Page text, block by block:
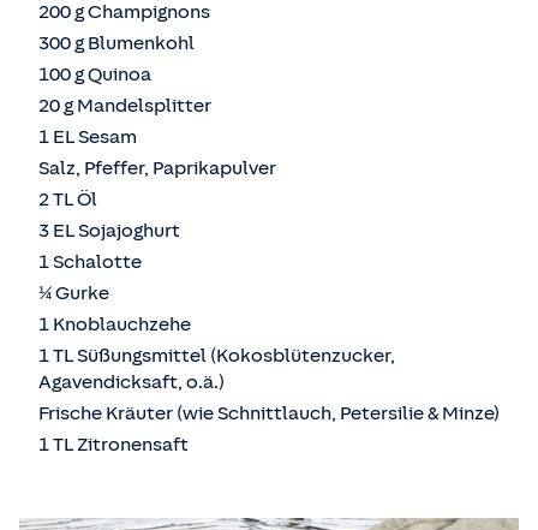
200 g Champignons
300 g Blumenkohl
100 g Quinoa
20 g Mandelsplitter
1 EL Sesam
Salz, Pfeffer, Paprikapulver
2 TL Öl
3 EL Sojajoghurt
1 Schalotte
¼ Gurke
1 Knoblauchzehe
1 TL Süßungsmittel (Kokosblütenzucker,
Agavendicksaft, o.ä.)
Frische Kräuter (wie Schnittlauch, Petersilie & Minze)
1 TL Zitronensaft